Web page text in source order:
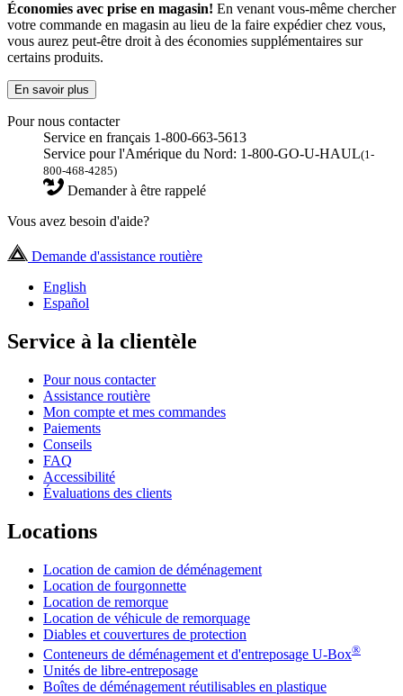
Économies avec prise en magasin! En venant vous-même chercher
votre commande en magasin au lieu de la faire expédier chez vous,
vous aurez peut-être droit à des économies supplémentaires sur
certains produits.
En savoir plus
Pour nous contacter
Service en français 1-800-663-5613
Service pour l'Amérique du Nord: 1-800-GO-U-HAUL(1-
800-468-4285)
Demander à être rappelé
Vous avez besoin d'aide?
Demande d'assistance routière
English
Español
Service à la clientèle
Pour nous contacter
Assistance routière
Mon compte et mes commandes
Paiements
Conseils
FAQ
Accessibilité
Évaluations des clients
Locations
Location de camion de déménagement
Location de fourgonnette
Location de remorque
Location de véhicule de remorquage
Diables et couvertures de protection
Conteneurs de déménagement et d'entreposage U-Box®
Unités de libre-entreposage
Boîtes de déménagement réutilisables en plastique